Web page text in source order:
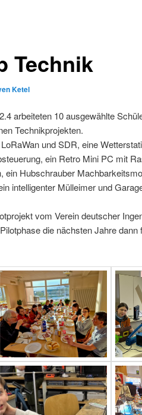
Technik
Ketel
arbeiteten 10 ausgewählte
Technikprojekten.
und SDR, eine
ein Retro Mini PC mit
ein Hubschrauber
intelligenter Mülleimer und
vom Verein deutscher
die nächsten Jahre dann